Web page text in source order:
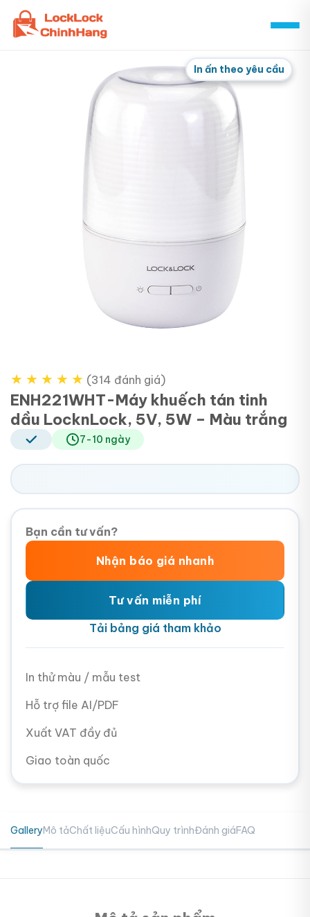
Skip
content
In ấn theo yêu cầu
★ ★ ★ ★ ★ (314 đánh giá)
ENH221WHT-Máy khuếch tán tinh
dầu LocknLock, 5V, 5W – Màu trắng
7-10 ngày
Bạn cần tư vấn?
Nhận báo giá nhanh
Tư vấn miễn phí
Tải bảng giá tham khảo
In thử màu / mẫu test
Hỗ trợ file AI/PDF
Xuất VAT đầy đủ
Giao toàn quốc
GalleryMô tảChất liệuCấu hìnhQuy trìnhĐánh giáFAQ